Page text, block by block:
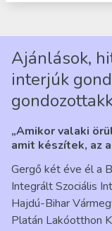
Ajánlások,
interjúk
„Amikor valaki
amit készítek, az
Ribárszky Gergő
Gergő két éve él a
Integrált Szociális
Hajdú-Bihar
Platán Lakóotthon